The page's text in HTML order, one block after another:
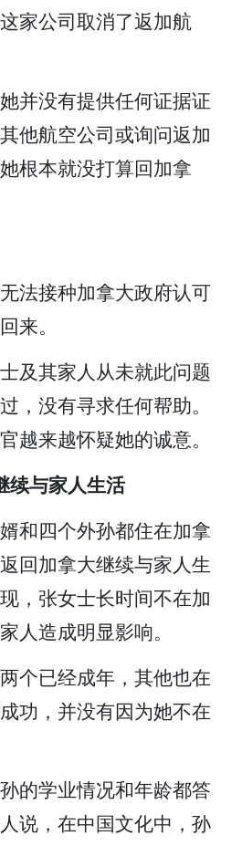
家公司取消了返加航
并没有提供任何证据证
他航空公司或询问返加
根本就没打算回加拿
法接种加拿大政府认可
来。
及其家人从未就此问题
，没有寻求任何帮助。
越来越怀疑她的诚意。
续与家人生活
和四个外孙都住在加拿
回加拿大继续与家人生
，张女士长时间不在加
人造成明显影响。
个已经成年，其他也在
功，并没有因为她不在
的学业情况和年龄都答
说，在中国文化中，孙